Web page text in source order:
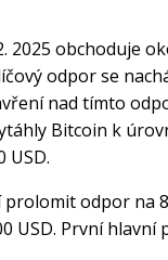
2025 obchoduje
odpor se
nad tímto
Bitcoin k
USD.
odpor na
USD. První